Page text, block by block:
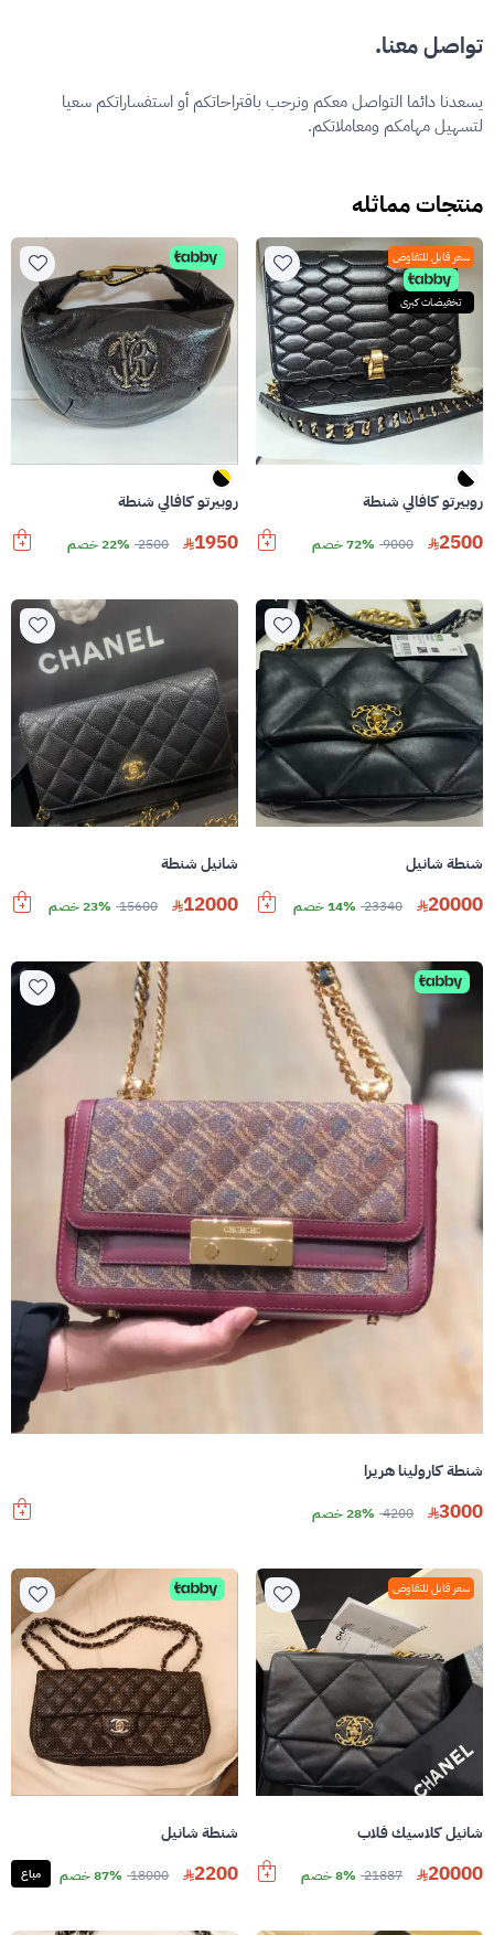
تواصل معنا.
يسعدنا دائما التواصل معكم ونرحب باقتراحاتكم أو استفساراتكم سعيا
لتسهيل مهامكم ومعاملاتكم.
منتجات مماثله
سعر قابل للتفاوض
تخفيضات كبرى
روبيرتو كافالي شنطة
2500
9000 72% خصم
روبيرتو كافالي شنطة
1950
2500 22% خصم
شنطة شانيل
20000
23340 14% خصم
شانيل شنطة
12000
15600 23% خصم
شنطة كارولينا هريرا
3000
4200 28% خصم
سعر قابل للتفاوض
شانيل كلاسيك فلاب
20000
21887 8% خصم
شنطة شانيل
2200
18000 87% خصم مباع